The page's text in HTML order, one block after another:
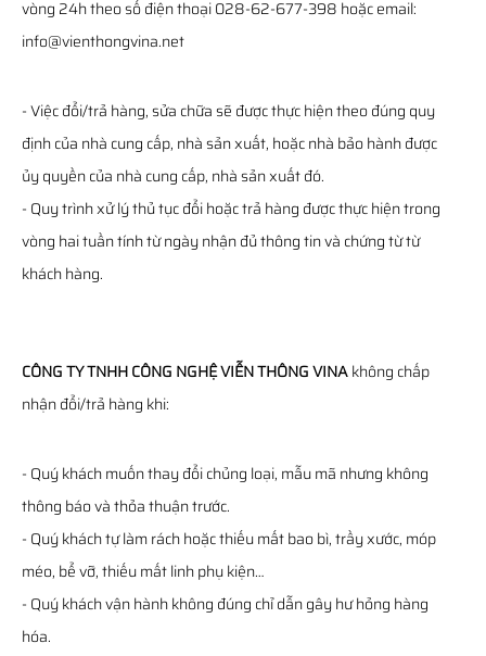
vòng 24h theo số điện thoại 028-62-677-398 hoặc email:
info@vienthongvina.net
- Việc đổi/trả hàng, sửa chữa sẽ được thực hiện theo đúng quy
định của nhà cung cấp, nhà sản xuất, hoặc nhà bảo hành được
ủy quyền của nhà cung cấp, nhà sản xuất đó.
- Quy trình xử lý thủ tục đổi hoặc trả hàng được thực hiện trong
vòng hai tuần tính từ ngày nhận đủ thông tin và chứng từ từ
khách hàng.
CÔNG TY TNHH CÔNG NGHỆ VIỄN THÔNG VINAkhông chấp
nhận đổi/trả hàng khi:
- Quý khách muốn thay đổi chủng loại, mẫu mã nhưng không
thông báo và thỏa thuận trước.
- Quý khách tự làm rách hoặc thiếu mất bao bì, trầy xước, móp
méo, bể vỡ, thiếu mất linh phụ kiện…
- Quý khách vận hành không đúng chỉ dẫn gây hư hỏng hàng
hóa.